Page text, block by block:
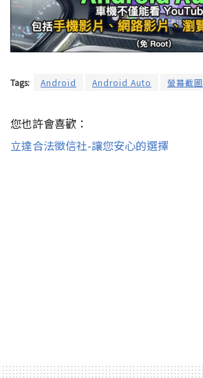
Tags: Android Android Auto 螢幕截圖
您也許會喜歡：
立達合法徵信社-讓您安心的選擇